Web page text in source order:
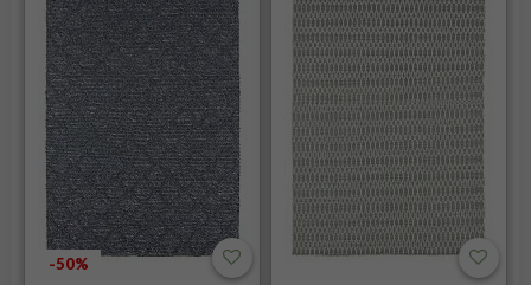
-50%